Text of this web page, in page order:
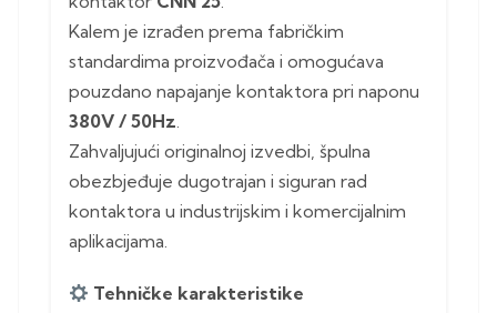
Kalem je izrađen prema fabričkim
standardima proizvođača i omogućava
pouzdano napajanje kontaktora pri naponu
380V / 50Hz.
Zahvaljujući originalnoj izvedbi, špulna
obezbjeđuje dugotrajan i siguran rad
kontaktora u industrijskim i komercijalnim
aplikacijama.
Tehničke karakteristike